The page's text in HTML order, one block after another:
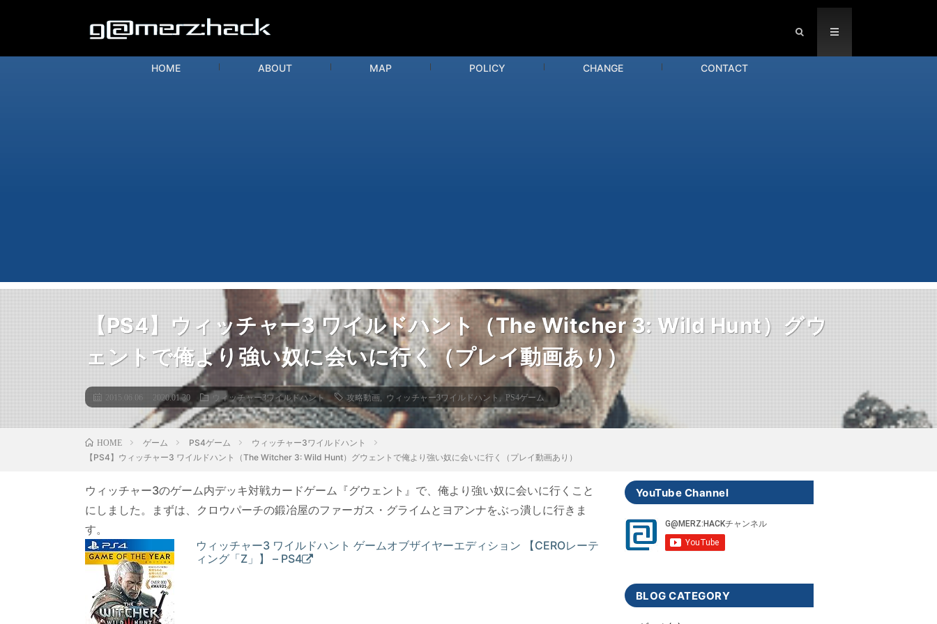
HOME ABOUT MAP POLICY CHANGE CONTACT
【PS4】ウィッチャー3 ワイルドハント（The Witcher 3: Wild Hunt）グウ
ェントで俺より強い奴に会いに行く（プレイ動画あり）
2015.06.06 2020.01.30 ウィッチャー3ワイルドハント 攻略動画 ウィッチャー3ワイルドハント, PS4ゲーム
HOME ゲーム PS4ゲーム
ウィッチャー3ワイルドハント
【PS4】ウィッチャー3 ワイルドハント（The Witcher 3: Wild Hunt）グウェントで俺より強い奴に会いに行く（プレイ動画あり）
ウィッチャー3のゲーム内デッキ対戦カードゲーム『グウェント』で、俺より強い奴に会いに行くこと
にしました。まずは、クロウパーチの鍛冶屋のファーガス・グライムとヨアンナをぶっ潰しに行きま
す。
ウィッチャー3 ワイルドハント ゲームオブザイヤーエディション 【CEROレーテ
ィング「Z」】 – PS4
YouTube Channel
BLOG CATEGORY